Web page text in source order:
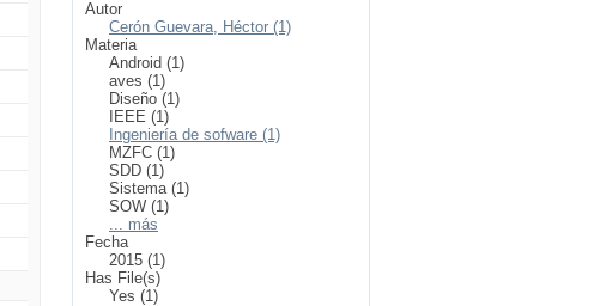
Autor
Cerón Guevara, Héctor (1)
Materia
Android (1)
aves (1)
Diseño (1)
IEEE (1)
Ingeniería de sofware (1)
MZFC (1)
SDD (1)
Sistema (1)
SOW (1)
... más
Fecha
2015 (1)
Has File(s)
Yes (1)